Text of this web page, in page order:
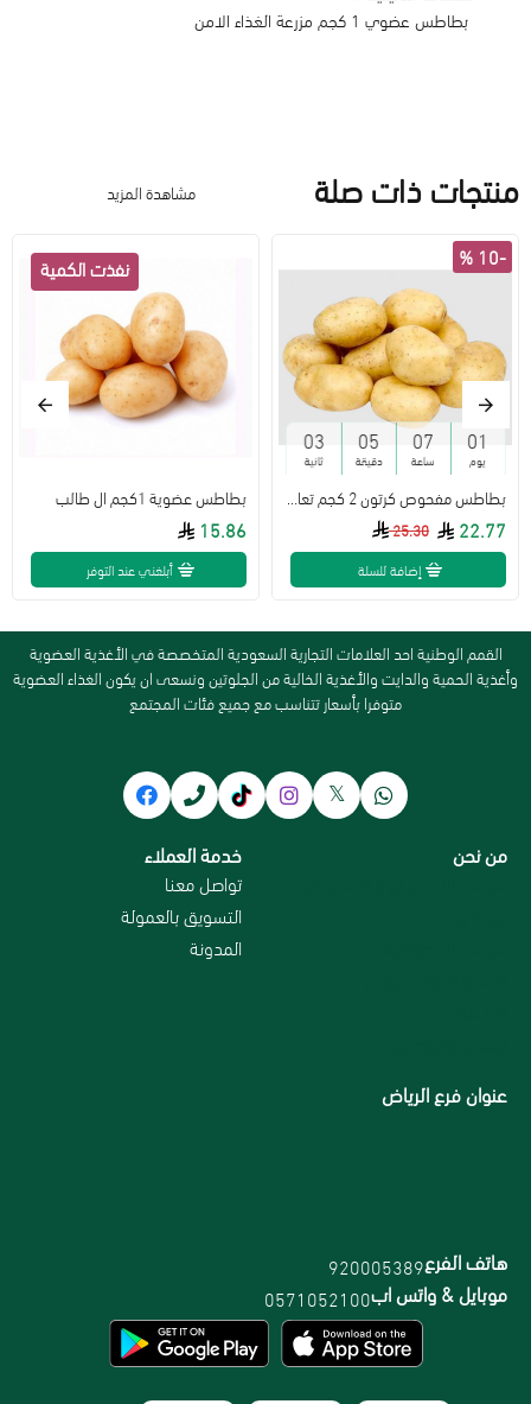
بطاطس عضوي 1 كجم مزرعة الغذاء الامن
منتجات ذات صلة مشاهدة المزيد
-10 %
01
يوم
07
ساعة
05
دقيقة
02
ثانية
25.30 22.77
إضافة للسلة
بطاطس عضوية 1كجم ال طالب
15.86
أبلغني عند التوفر
القمم الوطنية احد العلامات التجارية السعودية المتخصصة في الأغذية العضوية
وأغذية الحمية والدايت والأغذية الخالية من الجلوتين ونسعى ان يكون الغذاء العضوية
متوفرا بأسعار تتناسب مع جميع فئات المجتمع
من نحن خدمة العملاء
تواصل معنا
التسويق بالعمولة
المدونة
عنوان فرع الرياض
هاتف الفرع920005389
موبايل & واتس اب0571052100